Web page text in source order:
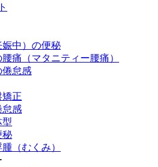
娠中）の便秘
痛（マタニティー腰痛）
倦怠感
矯正
怠感
型
秘
（むくみ）